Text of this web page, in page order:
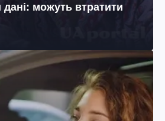
можуть втратити